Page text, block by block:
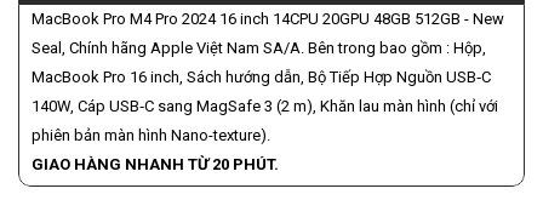
MacBook Pro M4 Pro 2024 16 inch 14CPU 20GPU 48GB 512GB - New
Seal, Chính hãng Apple Việt Nam SA/A. Bên trong bao gồm : Hộp,
MacBook Pro 16 inch, Sách hướng dẫn, Bộ Tiếp Hợp Nguồn USB‑C
140W, Cáp USB‑C sang MagSafe 3 (2 m), Khăn lau màn hình (chỉ với
phiên bản màn hình Nano-texture).
GIAO HÀNG NHANH TỪ 20 PHÚT.